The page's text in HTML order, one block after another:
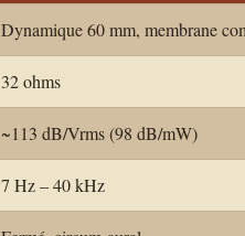
Dynamique 60 mm, membrane
32 ohms
~113 dB/Vrms (98 dB/mW)
7 Hz – 40 kHz